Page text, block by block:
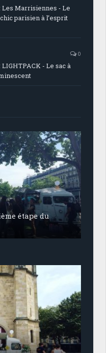
Les Marrisiennes - Le
parisien à l’esprit
0
- Le sac à
étape du